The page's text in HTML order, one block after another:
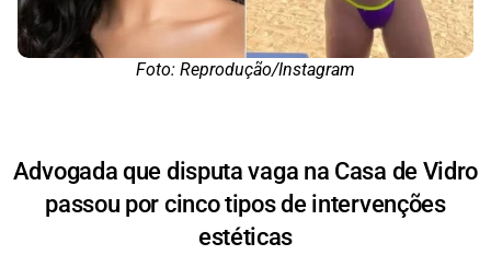
Foto: Reprodução/Instagram
Advogada que disputa vaga na Casa de Vidro
passou por cinco tipos de intervenções
estéticas